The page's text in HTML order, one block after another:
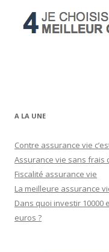
A LA UNE
Contre assurance vie
Assurance vie sans frais
Fiscalité assurance vie
La meilleure assurance
Dans quoi investir 10000
euros ?